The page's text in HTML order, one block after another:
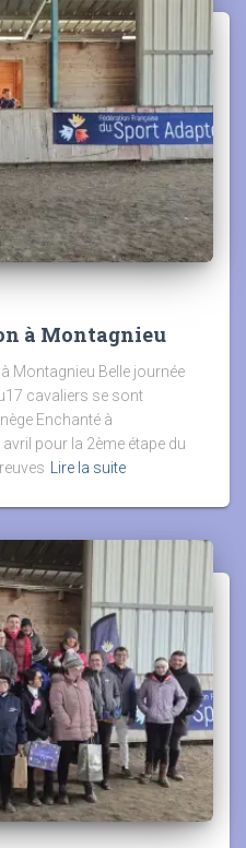
à Montagnieu
Montagnieu Belle journée
cavaliers se sont
Enchanté à
pour la 2ème étape du
Lire la suite